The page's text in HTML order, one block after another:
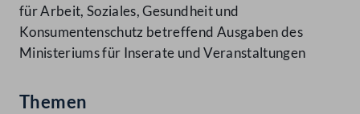
für Arbeit, Soziales, Gesundheit und
Konsumentenschutz betreffend Ausgaben des
Ministeriums für Inserate und Veranstaltungen
Themen